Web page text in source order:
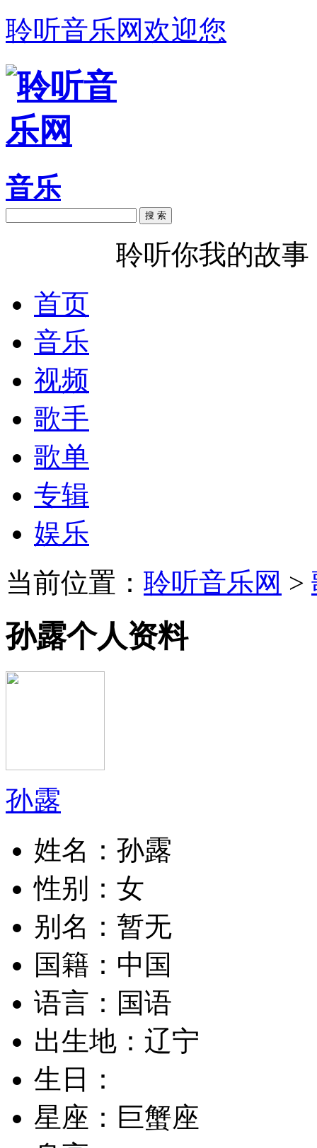
聆听音乐网欢迎您
音乐
搜 索
聆听你我的故事
首页
音乐
视频
歌手
歌单
专辑
娱乐
当前位置： 聆听音乐网 >
孙露个人资料
孙露
姓名： 孙露
性别： 女
别名： 暂无
国籍： 中国
语言： 国语
出生地： 辽宁
生日：
星座： 巨蟹座